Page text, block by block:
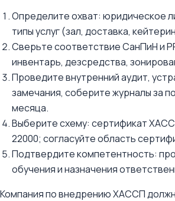
Определите охват: юридическое
типы услуг (зал, доставка,
Сверьте соответствие СанПиН и
инвентарь, дезсредства,
Проведите внутренний аудит,
замечания, соберите журналы за
месяца.
Выберите схему: сертификат
22000; согласуйте область
Подтвердите компетентность:
обучения и назначения
Компания по внедрению ХАССП